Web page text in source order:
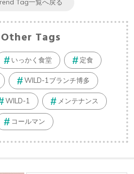
Tag一覧へ戻る
Other Tags
いっかく食堂 定食
WILD-1ブランチ博多
WILD-1 メンテナンス
コールマン